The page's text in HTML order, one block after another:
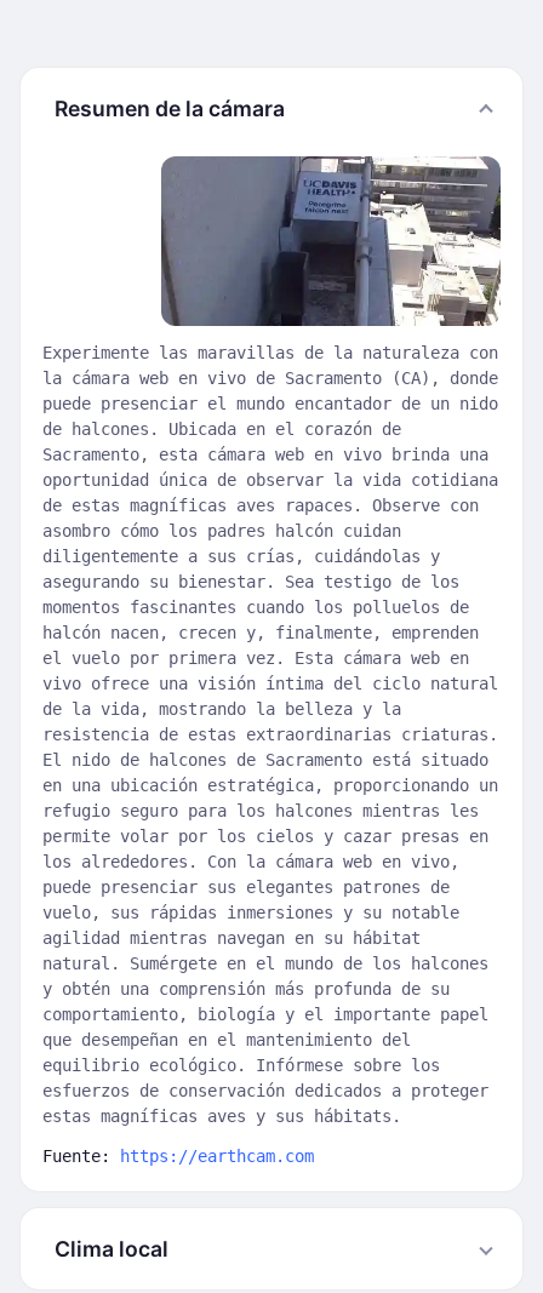
Resumen de la cámara
Experimente las maravillas de la naturaleza con
la cámara web en vivo de Sacramento (CA), donde
puede presenciar el mundo encantador de un nido
de halcones. Ubicada en el corazón de
Sacramento, esta cámara web en vivo brinda una
oportunidad única de observar la vida cotidiana
de estas magníficas aves rapaces. Observe con
asombro cómo los padres halcón cuidan
diligentemente a sus crías, cuidándolas y
asegurando su bienestar. Sea testigo de los
momentos fascinantes cuando los polluelos de
halcón nacen, crecen y, finalmente, emprenden
el vuelo por primera vez. Esta cámara web en
vivo ofrece una visión íntima del ciclo natural
de la vida, mostrando la belleza y la
resistencia de estas extraordinarias criaturas.
El nido de halcones de Sacramento está situado
en una ubicación estratégica, proporcionando un
refugio seguro para los halcones mientras les
permite volar por los cielos y cazar presas en
los alrededores. Con la cámara web en vivo,
puede presenciar sus elegantes patrones de
vuelo, sus rápidas inmersiones y su notable
agilidad mientras navegan en su hábitat
natural. Sumérgete en el mundo de los halcones
y obtén una comprensión más profunda de su
comportamiento, biología y el importante papel
que desempeñan en el mantenimiento del
equilibrio ecológico. Infórmese sobre los
esfuerzos de conservación dedicados a proteger
estas magníficas aves y sus hábitats.
Fuente: https://earthcam.com
Clima local